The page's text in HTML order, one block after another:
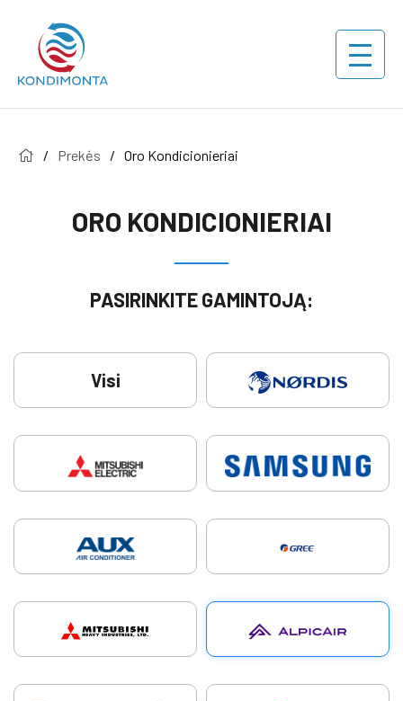
/ Prekės / Oro Kondicionieriai
ORO KONDICIONIERIAI
PASIRINKITE GAMINTOJĄ:
Visi